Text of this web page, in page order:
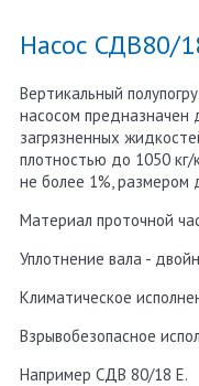
Насос СДВ80/
Вертикальный
насосом предназначен
загрязненных
плотностью до 1050
не более 1%,
Материал проточной
Уплотнение вала -
Климатическое
Взрывобезопасное
Например СДВ 80/18 Е.